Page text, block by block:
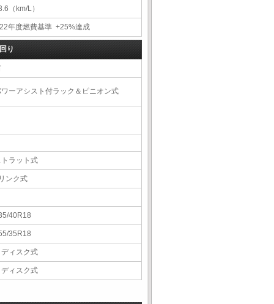
（km/L）
年度燃費基準 +25%達成
り
ーアシスト付ラック＆ピニオン式
トラット式
ンク式
40R18
35R18
ディスク式
ディスク式